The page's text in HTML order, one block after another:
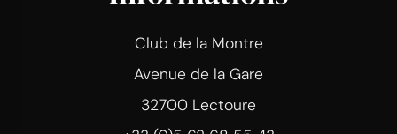
Club de la Montre
Avenue de la Gare
32700 Lectoure